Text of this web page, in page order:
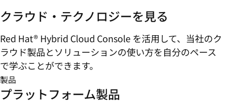
クラウド・テクノロジーを見る
Red Hat® Hybrid Cloud Console を活用して、当社のク
ラウド製品とソリューションの使い方を自分のペース
で学ぶことができます。
製品
プラットフォーム製品